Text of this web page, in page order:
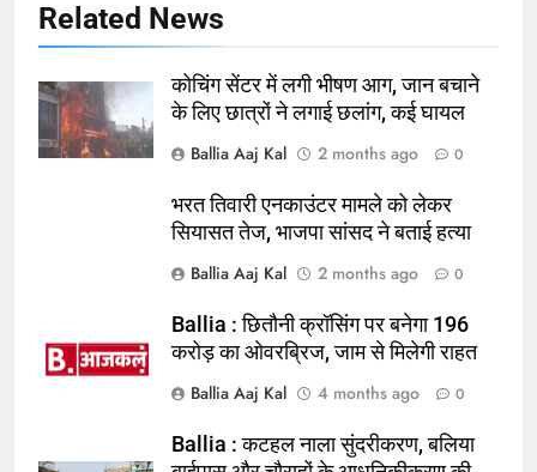
चिकित्सक, किया प्रदर्शन
NATIONAL बलिया
165
बलिया को मिलेगी नई ट्रेन की सौगात
Related News
कोचिंग सेंटर में लगी भीषण आग, जान बचाने
के लिए छात्रों ने लगाई छलांग, कई घायल
Ballia Aaj Kal
2 months ago 0
भरत तिवारी एनकाउंटर मामले को लेकर
सियासत तेज, भाजपा सांसद ने बताई हत्या
Ballia Aaj Kal
2 months ago 0
Ballia : छितौनी क्रॉसिंग पर बनेगा 196
करोड़ का ओवरब्रिज, जाम से मिलेगी राहत
Ballia Aaj Kal
4 months ago 0
Ballia : कटहल नाला सुंदरीकरण, बलिया